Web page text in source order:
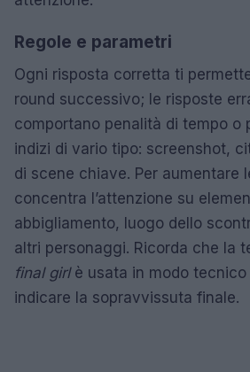
Regole e parametri
Ogni risposta corretta ti
round successivo; le risposte
comportano penalità di tempo o
indizi di vario tipo: screenshot,
di scene chiave. Per aumentare
concentra l’attenzione su
abbigliamento, luogo dello
altri personaggi. Ricorda che la
final girlè usata in modo tecnico
indicare la sopravvissuta finale.